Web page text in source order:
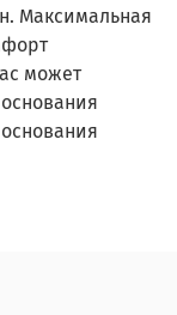
Максимальная
может